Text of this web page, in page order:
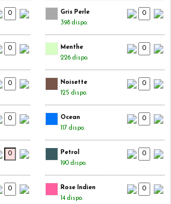
Gris Perle
398 dispo.
Menthe
226 dispo.
Noisette
125 dispo.
Ocean
117 dispo.
Petrol
190 dispo.
Rose Indien
14 dispo.